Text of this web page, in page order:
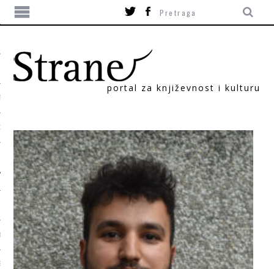
portal za književnost i kulturu